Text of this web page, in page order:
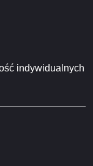
indywidualnych